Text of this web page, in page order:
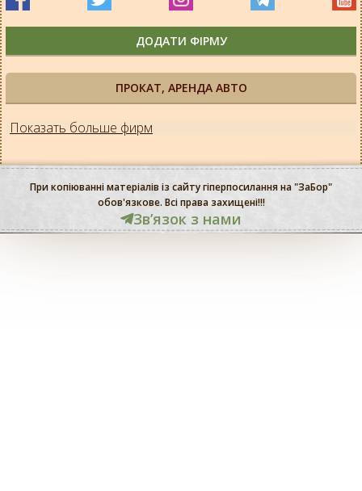
ПРОКАТ, АРЕНДА АВТО
Показать больше фирм
ДОДАТИ ФІРМУ
При копіюванні матеріалів із сайту гіперпосилання на "ЗаБор"
обов'язкове. Всі права захищені!!!
Звʼязок з нами